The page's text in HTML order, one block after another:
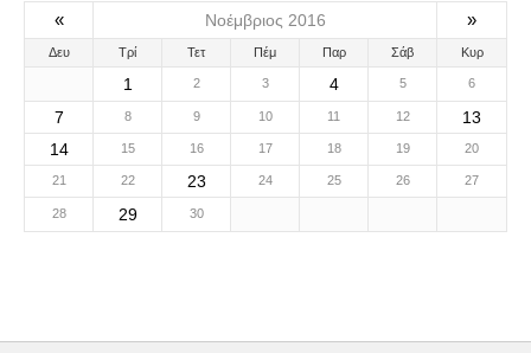
« Νοέμβριος 2016 »
Δευ Τρί Τετ Πέμ Παρ Σάβ Κυρ
1 2 3 4 5 6
7 8 9 10 11 12
13
14
15 16 17 18 19 20
21 22 23 24 25 26 27
28 29 30